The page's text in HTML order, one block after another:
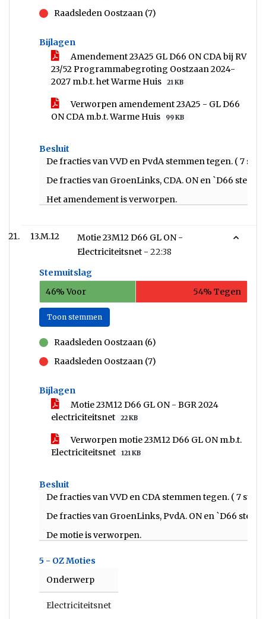
Raadsleden Oostzaan (7)
Bijlagen
Amendement 23A25 GL D66 ON CDA bij RV
23/52 Programmabegroting Oostzaan 2024-
2027 m.b.t. het Warme Huis
21 KB
Verworpen amendement 23A25 - GL D66
ON CDA m.b.t. Warme Huis
99 KB
Besluit
De fracties van VVD en PvdA stemmen tegen. ( 7
De fracties van GroenLinks, CDA. ON en `D66
Het amendement is verworpen.
13.M.12
Motie 23M12 D66 GL ON -
Electriciteitsnet - 22:38
Stemuitslag
46% Voor
54% Tegen
Toon stemmen
Raadsleden Oostzaan (6)
Raadsleden Oostzaan (7)
Bijlagen
Motie 23M12 D66 GL ON - BGR 2024
electriciteitsnet
22 KB
Verworpen motie 23M12 D66 GL ON m.b.t.
Electriciteitsnet
121 KB
Besluit
De fracties van VVD en CDA stemmen tegen. ( 7
De fracties van GroenLinks, PvdA. ON en `D66
De motie is verworpen.
5 - OZ Moties
Onderwerp
Electriciteitsnet